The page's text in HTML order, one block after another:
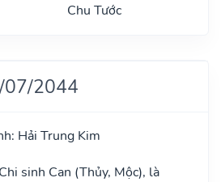
Chu Tước
07/2044
Hải Trung Kim
sinh Can (Thủy, Mộc), là